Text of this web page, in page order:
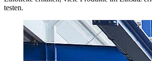
testen.